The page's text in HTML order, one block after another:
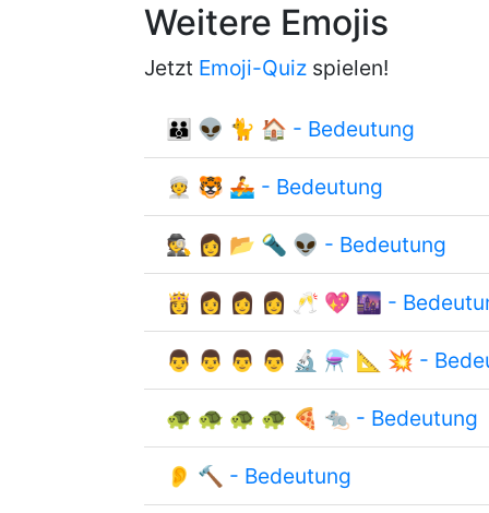
Weitere Emojis
Jetzt Emoji-Quiz spielen!
👪 👽 🐈 🏠 - Bedeutung
👳 🐯 🚣 - Bedeutung
🕵 👩 📂 🔦 👽 - Bedeutung
👸 👩 👩 👩 🥂 💖 🌆 -
👨 👨 👨 👨 🔬 ⚗ 📐 💥 -
🐢 🐢 🐢 🐢 🍕 🐀 - Bedeutung
👂 🔨 - Bedeutung